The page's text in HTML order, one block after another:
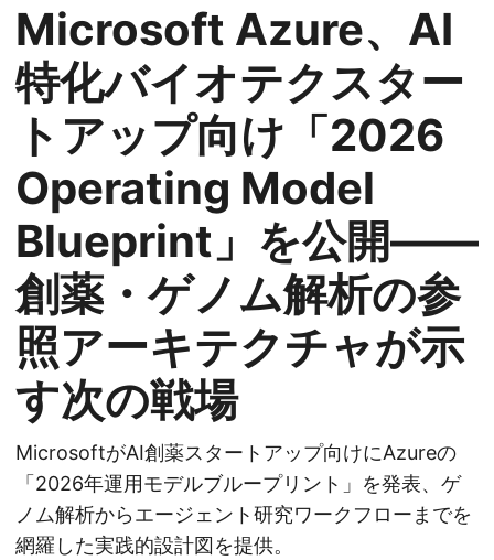
Microsoft Azure、AI
特化バイオテクスター
トアップ向け「2026
Operating Model
Blueprint」を公開――
創薬・ゲノム解析の参
照アーキテクチャが示
す次の戦場
MicrosoftがAI創薬スタートアップ向けにAzureの
「2026年運用モデルブループリント」を発表、ゲ
ノム解析からエージェント研究ワークフローまでを
網羅した実践的設計図を提供。